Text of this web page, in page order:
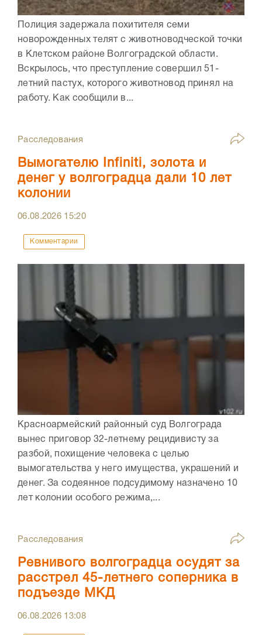
Полиция задержала похитителя семи
новорожденных телят с животноводческой точки
в Клетском районе Волгоградской области.
Вскрылось, что преступление совершил 51-
летний пастух, которого животновод принял на
работу. Как сообщили в...
Расследования
Вымогателю Infiniti, золота и
денег у волгоградца дали 10 лет
колонии
06.08.2026 15:20
Комментарии
Красноармейский районный суд Волгограда
вынес приговор 32-летнему рецидивисту за
разбой, похищение человека с целью
вымогательства у него имущества, украшений и
денег. За содеянное подсудимому назначено 10
лет колонии особого режима,...
Расследования
Ревнивого волгоградца осудят за
расстрел 45-летнего соперника в
подъезде МКД
06.08.2026 13:08